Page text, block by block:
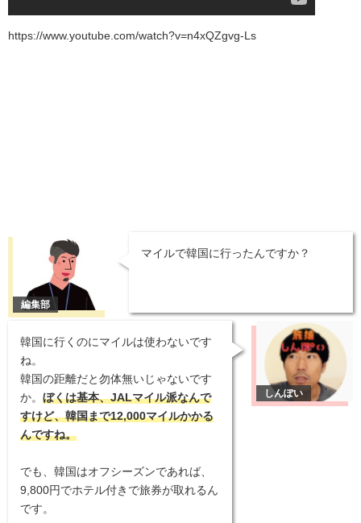
https://www.youtube.com/watch?v=n4xQZgvg-Ls
マイルで韓国に行ったんですか？
韓国に行くのにマイルは使わないです
ね。
韓国の距離だと勿体無いじゃないです
か。 ぼくは基本、JALマイル派なんで
すけど、韓国まで12,000マイルかかる
んですね。
でも、韓国はオフシーズンであれば、
9,800円でホテル付きで旅券が取れるん
です。